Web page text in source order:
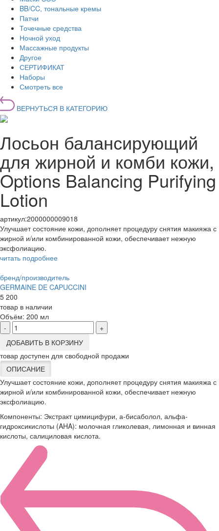
BB/CC, тональные кремы
Патчи
Точечные средства
Ночной уход
Массажные продукты
Другое
СЕРТИФИКАТ
Наборы
Смотреть все
ВЕРНУТЬСЯ В КАТЕГОРИЮ
Лосьон балансирующий
для жирной и комби кожи,
Options Balancing Purifying
Lotion
артикул:2000000009018
Улучшает состояние кожи, дополняет процедуру снятия макияжа с
жирной и/или комбинированной кожи, обеспечивает нежную
эксфолиацию.
читать подробнее
бренд/производитель
GERMAINE DE CAPUCCINI
5 200
товар в наличии
Объём: 200 мл
-
+
ДОБАВИТЬ В КОРЗИНУ
товар доступен для свободной продажи
ОПИСАНИЕ
Улучшает состояние кожи, дополняет процедуру снятия макияжа с
жирной и/или комбинированной кожи, обеспечивает нежную
эксфолиацию.
Компоненты: Экстракт цимицифури, а-бисаболол, альфа-
гидроксикислоты (AHA): молочная гликолевая, лимонная и винная
кислоты, салициловая кислота.